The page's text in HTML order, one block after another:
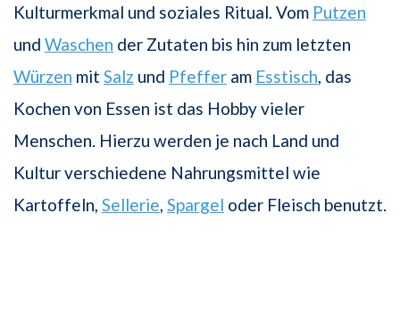
Kulturmerkmal und soziales Ritual. Vom Putzen
und Waschen der Zutaten bis hin zum letzten
Würzen mit Salz und Pfeffer am Esstisch , das
Kochen von Essen ist das Hobby vieler
Menschen. Hierzu werden je nach Land und
Kultur verschiedene Nahrungsmittel wie
Kartoffeln, Sellerie Spargel oder Fleisch benutzt.